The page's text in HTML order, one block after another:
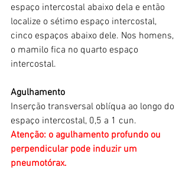
espaço intercostal abaixo dela e então
localize o sétimo espaço intercostal,
cinco espaços abaixo dele. Nos homens,
o mamilo fica no quarto espaço
intercostal.
Agulhamento
Inserção transversal oblíqua ao longo do
espaço intercostal, 0,5 a 1 cun.
Atenção: o agulhamento profundo ou
perpendicular pode induzir um
pneumotórax.